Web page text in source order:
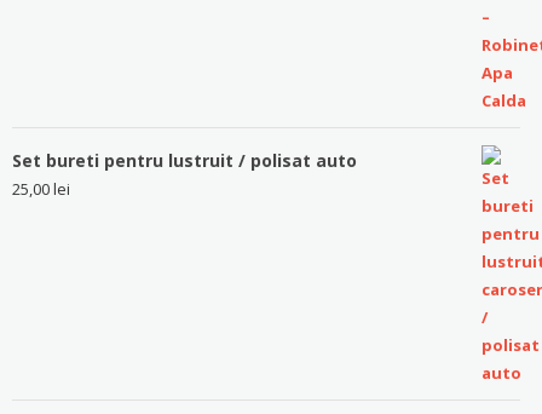
Set bureti pentru lustruit / polisat auto
25,00lei